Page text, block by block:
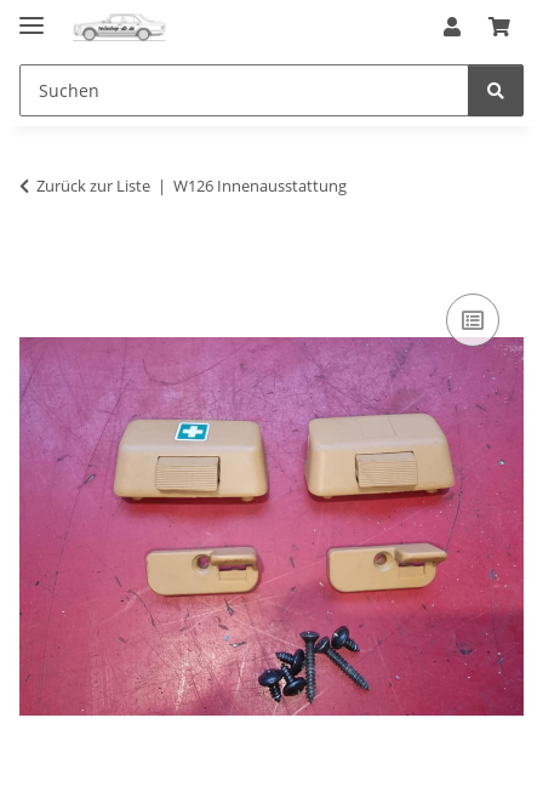
Zurück zur Liste W126 Innenausstattung